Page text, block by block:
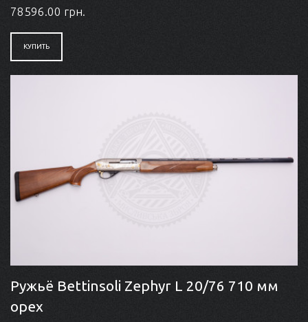
78596.00 грн.
КУПИТЬ
Ружьё Bettinsoli Zephyr L 20/76 710 мм
орех